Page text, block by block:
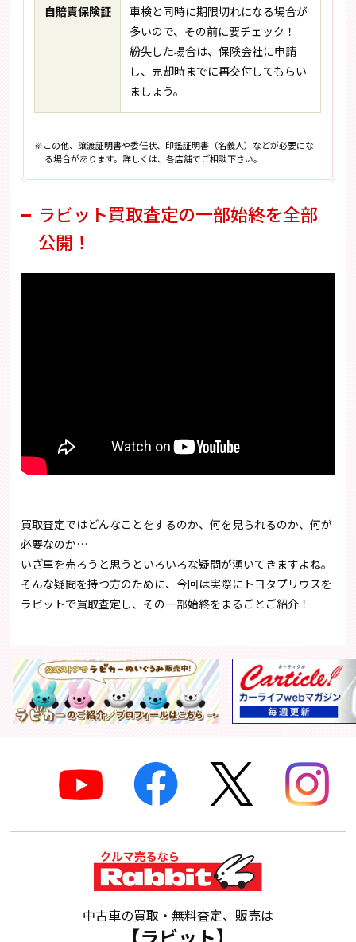
自賠責保険証
車検と同時に期限切れになる場合が
多いので、その前に要チェック！
紛失した場合は、保険会社に申請
し、売却時までに再交付してもらい
ましょう。
※この他、譲渡証明書や委任状、印鑑証明書（名義人）などが必要にな
る場合があります。詳しくは、各店舗でご相談下さい。
ラビット買取査定の一部始終を全部
公開！
買取査定ではどんなことをするのか、何を見られるのか、何が
必要なのか…
いざ車を売ろうと思うといろいろな疑問が湧いてきますよね。
そんな疑問を持つ方のために、今回は実際にトヨタプリウスを
ラビットで買取査定し、その一部始終をまるごとご紹介！
中古車の買取・無料査定、販売は